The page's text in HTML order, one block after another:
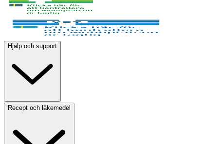
Hjälp och support
Recept och läkemedel